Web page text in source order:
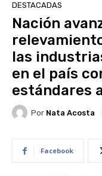
DESTACADAS
Nación
las
en el país
estándares
Por Nata Acosta
Facebook